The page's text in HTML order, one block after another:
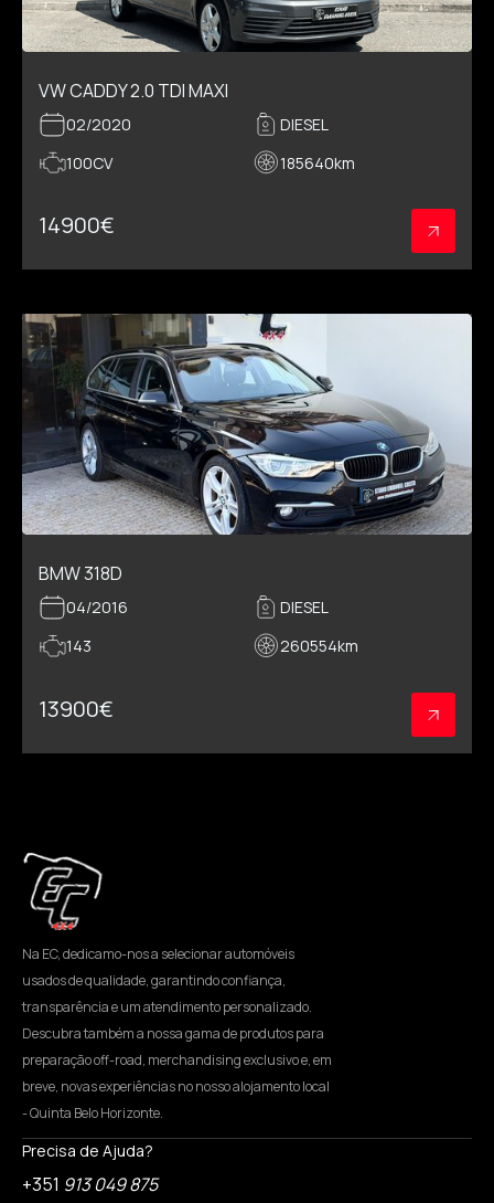
VW CADDY 2.0 TDI MAXI
02/2020
DIESEL
100CV
185640km
14900€
BMW 318D
04/2016
DIESEL
143
260554km
13900€
Na EC, dedicamo-nos a selecionar automóveis
usados de qualidade, garantindo confiança,
transparência e um atendimento personalizado.
Descubra também a nossa gama de produtos para
preparação off-road, merchandising exclusivo e, em
breve, novas experiências no nosso alojamento local
- Quinta Belo Horizonte.
Precisa de Ajuda?
+351 913 049 875